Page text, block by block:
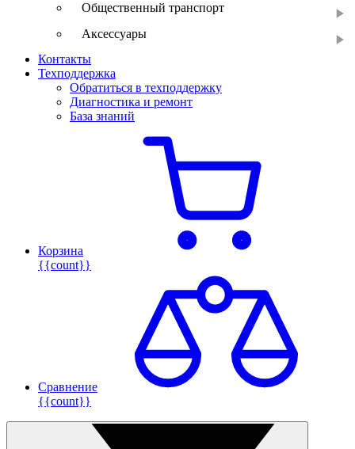
Общественный транспорт
Аксессуары
Контакты
Техподдержка
Обратиться в техподдержку
Диагностика и ремонт
База знаний
Корзина
{{count}}
Сравнение
{{count}}